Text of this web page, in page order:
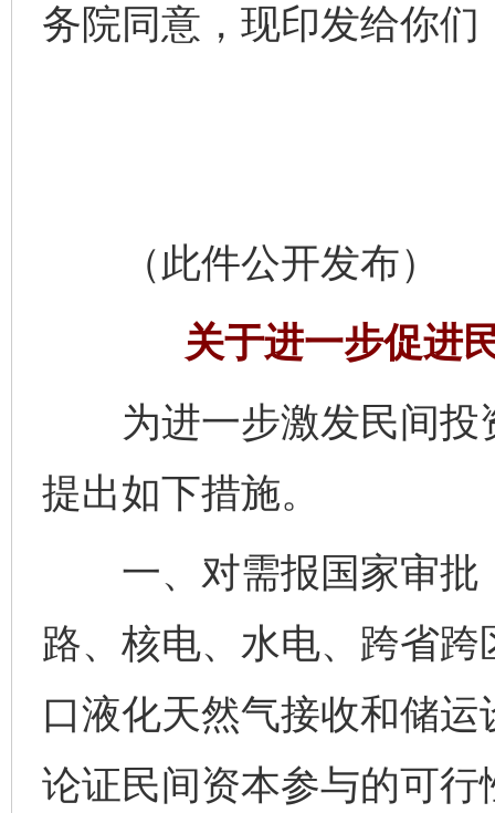
务院同意，现印发给你
（此件公开发布）
关于进一步促进
为进一步激发民间投
提出如下措施。
一、对需报国家审批
路、核电、水电、跨省
口液化天然气接收和储
论证民间资本参与的可